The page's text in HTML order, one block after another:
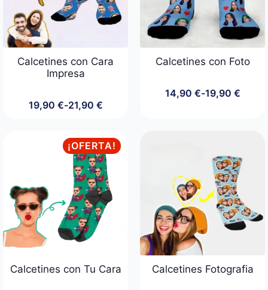
Calcetines con Cara
Impresa
19,90 €-21,90 €
Rango
desde
19,90 €
hasta
21,90 €
Calcetines con Foto
14,90 €-19,90 €
Rango
hasta
19,90 €
¡OFERTA!
Calcetines con Tu Cara Calcetines Fotografia